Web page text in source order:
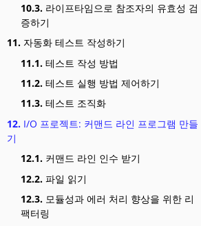
10.3. 라이프타임으로 참조자의 유효성 검
증하기
11. 자동화 테스트 작성하기
11.1. 테스트 작성 방법
11.2. 테스트 실행 방법 제어하기
11.3. 테스트 조직화
12. I/O 프로젝트: 커맨드 라인 프로그램 만들
기
12.1. 커맨드 라인 인수 받기
12.2. 파일 읽기
12.3. 모듈성과 에러 처리 향상을 위한 리
팩터링